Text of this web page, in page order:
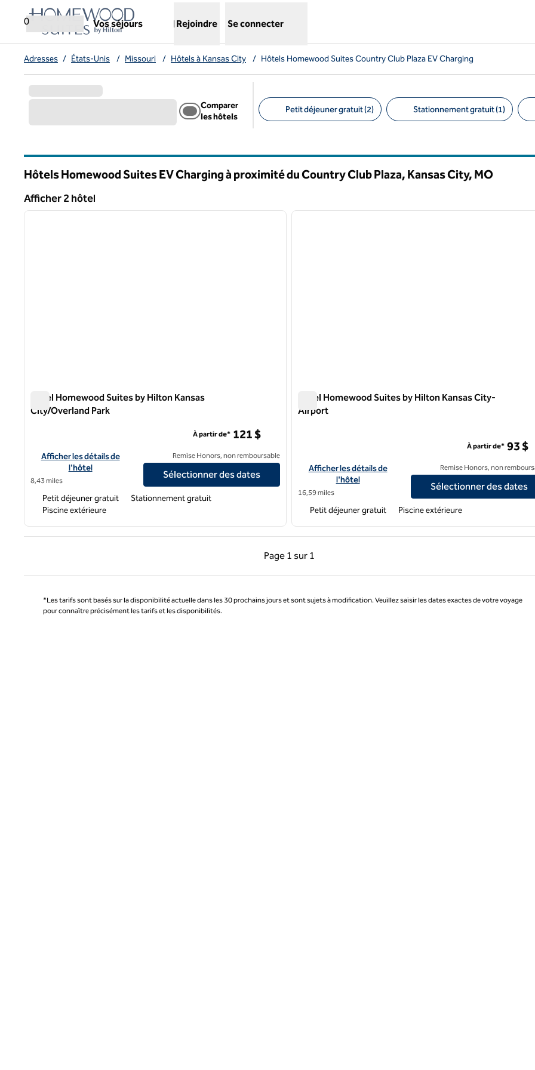
Aller directement au contenu
0
Vos séjours
,ouvre un nouvel onglet
Rejoindre Se connecter
Adresses / États-Unis / Missouri / Hôtels à Kansas City / Hôtels Homewood Suites Country Club Plaza EV Charging
Comparer
les hôtels
Petit déjeuner gratuit (2) Stationnement gratuit (1)
Hôtels Homewood Suites EV Charging à proximité du Country Club Plaza, Kansas City, MO
Afficher 2 hôtel
Afficher 2 hôtel
1 sur 12
image suivante
Hôtel Homewood Suites by Hilton Kansas
City/Overland Park
Afficher les détails de l'hôtel Homewood Suites by Hilton Kansas City/Overland Park
Afficher les détails de
l'hôtel
8,43 miles
À partir de* 121 $
Remise Honors, non remboursable
Sélectionner des dates
Petit déjeuner gratuit
Stationnement gratuit
Piscine extérieure
1 sur 12
Hôtel Homewood Suites by Hilton Kansas City-
Airport
Afficher les détails de l'hôtel Homewood Suites by Hilton
Afficher les détails de
l'hôtel
16,59 miles
À partir de* 93 $
Remise Honors, non
Sélectionner des dates
Petit déjeuner gratuit Piscine extérieure
Page 1 sur 1
Page précédente, 1 sur 1
Page 1 sur 1
*Les tarifs sont basés sur la disponibilité actuelle dans les 30 prochains jours et sont sujets à modification. Veuillez saisir les dates exactes de votre voyage
pour connaître précisément les tarifs et les disponibilités.